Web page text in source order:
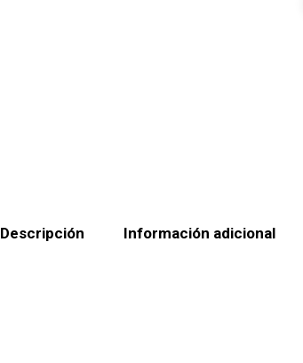
Descripción Información adicional